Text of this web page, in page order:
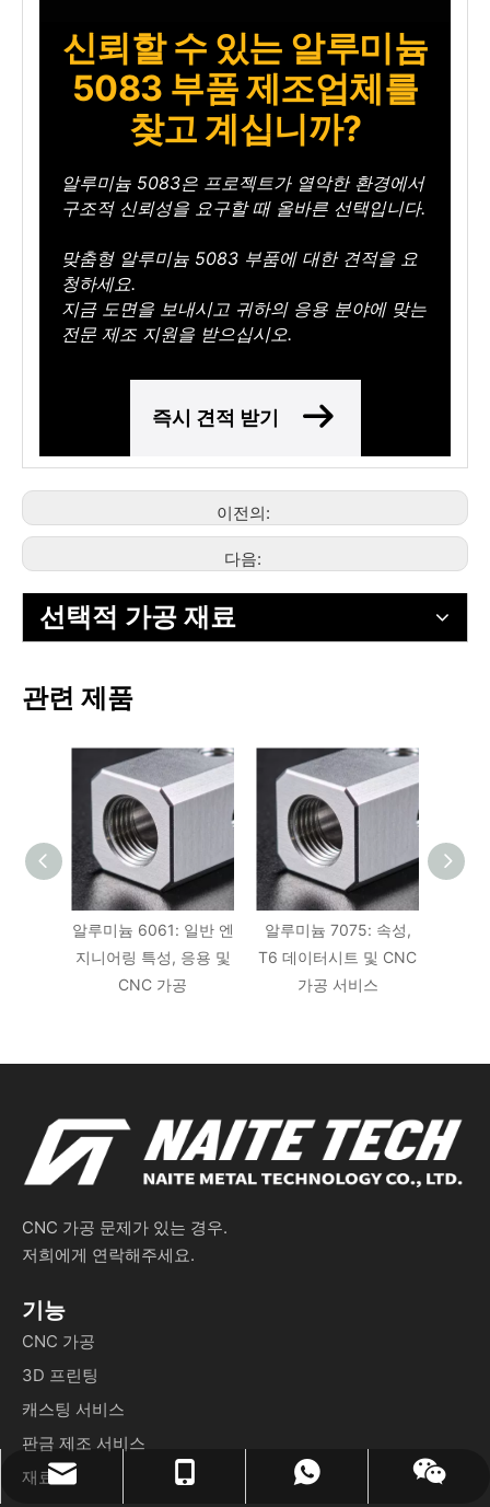
신뢰할 수 있는 알루미늄
5083 부품 제조업체를
찾고 계십니까?
알루미늄 5083은 프로젝트가 열악한 환경에서
구조적 신뢰성을 요구할 때 올바른 선택입니다.
맞춤형 알루미늄 5083 부품에 대한 견적을 요
청하세요.
지금 도면을 보내시고 귀하의 응용 분야에 맞는
전문 제조 지원을 받으십시오.
즉시 견적 받기
이전의:
다음:
선택적 가공 재료
관련 제품
알루미늄 6061: 일반 엔
지니어링 특성, 응용 및
CNC 가공
알루미늄 7075: 속성,
T6 데이터시트 및 CNC
가공 서비스
CNC 가공 문제가 있는 경우.
저희에게 연락해주세요.
naiteservice@naitetech.com
+86 18018270716
기능
CNC 가공
3D 프린팅
캐스팅 서비스
판금 제조 서비스
재료